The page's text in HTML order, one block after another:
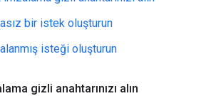
bir istek oluşturun
isteği oluşturun
gizli anahtarınızı alın